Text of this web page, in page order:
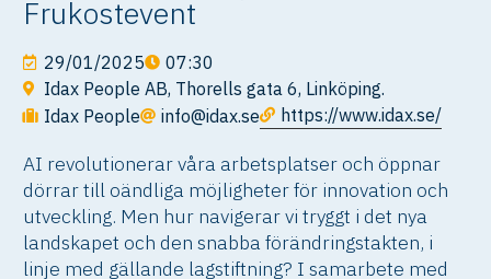
Frukostevent
29/01/2025
07:30
Idax People AB, Thorells gata 6, Linköping.
Idax People
info@idax.se https://www.idax.se/
AI revolutionerar våra arbetsplatser och öppnar
dörrar till oändliga möjligheter för innovation och
utveckling. Men hur navigerar vi tryggt i det nya
landskapet och den snabba förändringstakten, i
linje med gällande lagstiftning? I samarbete med